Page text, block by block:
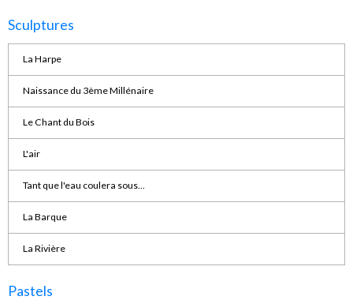
Sculptures
La Harpe
Naissance du 3ème Millénaire
Le Chant du Bois
L'air
Tant que l'eau coulera sous...
La Barque
La Rivière
Pastels